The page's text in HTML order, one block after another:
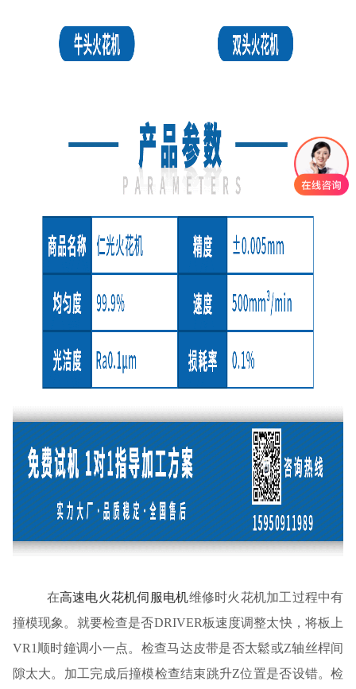
在高速电火花机伺服电机维修时火花机加工过程中有
撞模现象。就要检查是否DRIVER板速度调整太快，将板上
VR1顺时鐘调小一点。检查马达皮带是否太鬆或Z轴丝桿间
隙太大。加工完成后撞模检查结束跳升Z位置是否设错。检